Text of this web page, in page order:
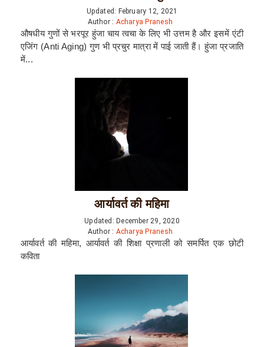
Updated: February 12, 2021
Author : Acharya Pranesh
औषधीय गुणों से भरपूर हुंजा चाय त्वचा के लिए भी उत्तम है और इसमें एंटी
एजिंग (Anti Aging) गुण भी प्रचुर मात्रा में पाई जाती हैं। हुंजा प्रजाति
में...
आर्यावर्त की महिमा
Updated: December 29, 2020
Author : Acharya Pranesh
आर्यावर्त की महिमा, आर्यावर्त की शिक्षा प्रणाली को समर्पित एक छोटी
कविता